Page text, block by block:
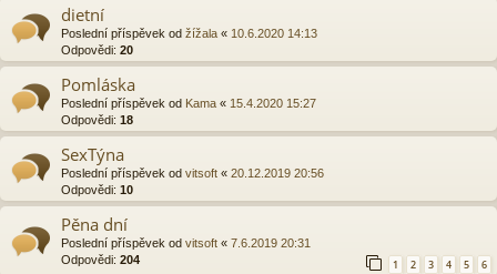
dietní
Poslední příspěvek od žížala « 10.6.2020 14:13
Odpovědi: 20
Pomláska
Poslední příspěvek od Kama « 15.4.2020 15:27
Odpovědi: 18
SexTýna
Poslední příspěvek od vitsoft « 20.12.2019 20:56
Odpovědi: 10
Pěna dní
Poslední příspěvek od vitsoft « 7.6.2019 20:31
Odpovědi: 204 1 2 3 4 5 6